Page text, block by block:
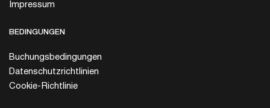
Impressum
BEDINGUNGEN
Buchungsbedingungen
Datenschutzrichtlinien
Cookie-Richtlinie